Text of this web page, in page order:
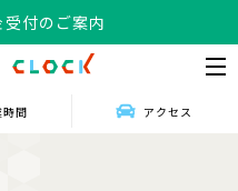
受付のご案内
時間 アクセス